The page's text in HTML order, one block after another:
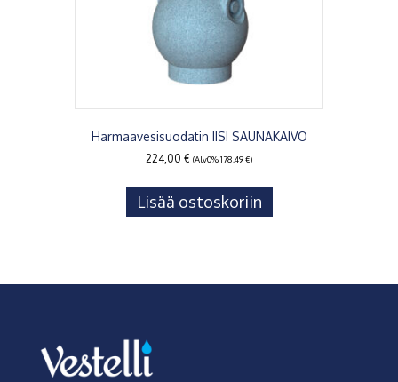
Harmaavesisuodatin IISI SAUNAKAIVO
224,00 € (Alv0%178,49€)
Lisää ostoskoriin